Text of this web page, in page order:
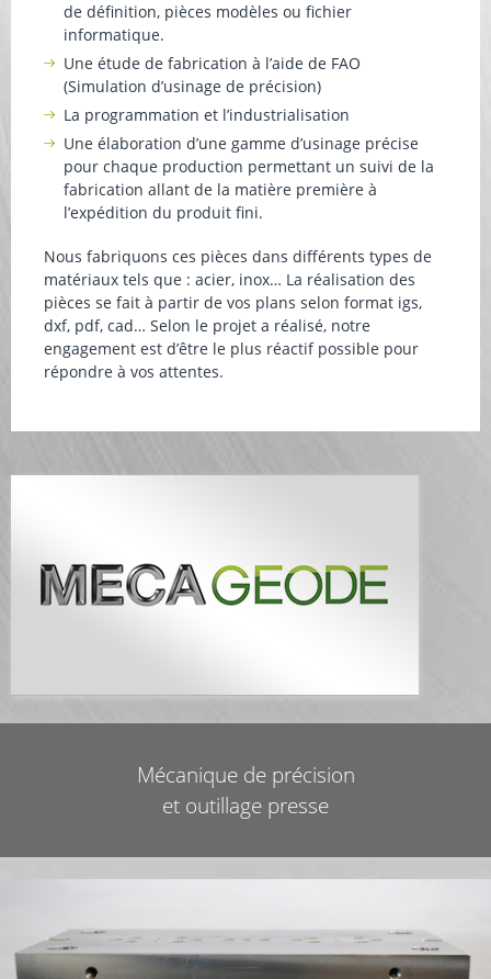
de définition, pièces modèles ou fichier
informatique.
Une étude de fabrication à l’aide de FAO
(Simulation d’usinage de précision)
La programmation et l’industrialisation
Une élaboration d’une gamme d’usinage précise
pour chaque production permettant un suivi de la
fabrication allant de la matière première à
l’expédition du produit fini.
Nous fabriquons ces pièces dans différents types de
matériaux tels que : acier, inox… La réalisation des
pièces se fait à partir de vos plans selon format igs,
dxf, pdf, cad… Selon le projet a réalisé, notre
engagement est d’être le plus réactif possible pour
répondre à vos attentes.
Mécanique de précision
et outillage presse